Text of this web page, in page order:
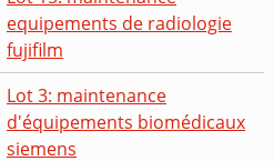
equipements de radiologie
fujifilm
Lot 3: maintenance
d'équipements biomédicaux
siemens